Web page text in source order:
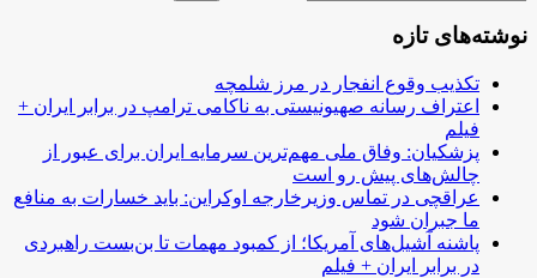
نوشته‌های تازه
تکذیب وقوع انفجار در مرز شلمچه
اعتراف رسانه صهیونیستی به ناکامی ترامپ در برابر ایران +
فیلم
پزشکیان: وفاق ملی مهم‌ترین سرمایه ایران برای عبور از
چالش‌های پیش رو است
عراقچی در تماس وزیرخارجه اوکراین: باید خسارات به منافع
ما جبران شود
پاشنه آشیل‌های آمریکا؛ از کمبود مهمات تا بن‌بست راهبردی
در برابر ایران + فیلم